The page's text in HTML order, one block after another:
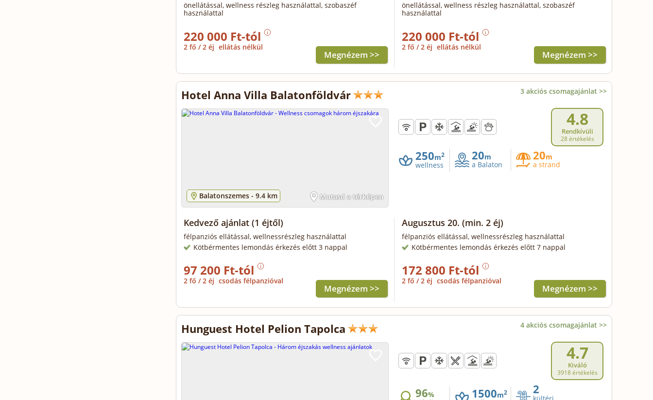
önellátással, wellness részleg használattal, szobaszéf
használattal
220 000 Ft-tól
2 fő / 2 éj ellátás nélkül
Megnézem >>
önellátással, wellness részleg használattal, szobaszéf
használattal
220 000 Ft-tól
2 fő / 2 éj ellátás nélkül
Megnézem >>
Hotel Anna Villa Balatonföldvár 3 akciós csomagajánlat >>
Mutasd a térképen
Balatonszemes - 9.4 km
4.8
Rendkívüli
28 értékelés
250m2
wellness
20m
a Balaton
20m
a strand
Kedvező ajánlat (1 éjtől)
félpanziós ellátással, wellnessrészleg használattal
Kötbérmentes lemondás érkezés előtt 3 nappal
97 200 Ft-tól
2 fő / 2 éj csodás félpanzióval
Megnézem >>
Augusztus 20. (min. 2 éj)
félpanziós ellátással, wellnessrészleg használattal
Kötbérmentes lemondás érkezés előtt 7 nappal
172 800 Ft-tól
2 fő / 2 éj csodás félpanzióval
Megnézem >>
Hunguest Hotel Pelion Tapolca 4 akciós csomagajánlat >>
4.7
Kiváló
3918 értékelés
96%
1500m2 2